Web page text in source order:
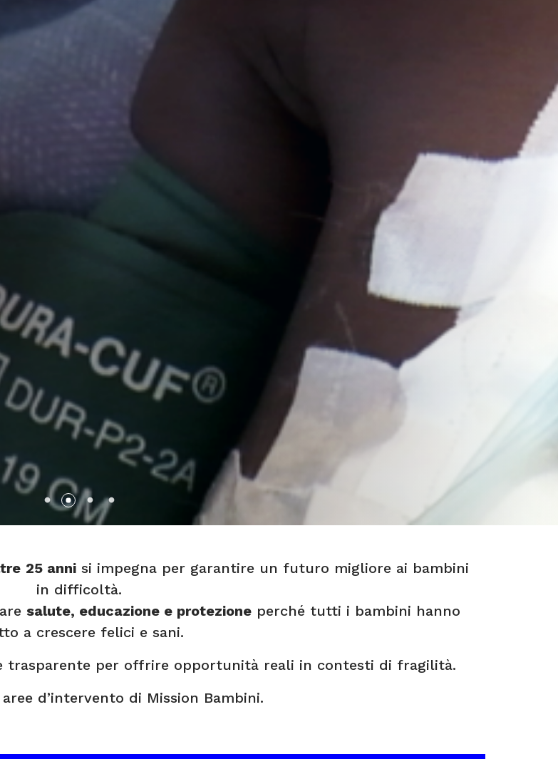
25 anni si impegna per garantire un futuro migliore ai bambini
in difficoltà.
salute, educazione e protezioneperché tutti i bambini hanno
a crescere felici e sani.
trasparente per offrire opportunità reali in contesti di fragilità.
d’intervento di Mission Bambini.